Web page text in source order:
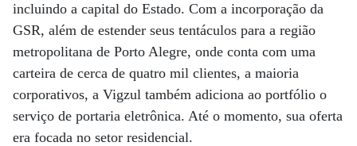
incluindo a capital do Estado. Com a incorporação da
GSR, além de estender seus tentáculos para a região
metropolitana de Porto Alegre, onde conta com uma
carteira de cerca de quatro mil clientes, a maioria
corporativos, a Vigzul também adiciona ao portfólio o
serviço de portaria eletrônica. Até o momento, sua oferta
era focada no setor residencial.